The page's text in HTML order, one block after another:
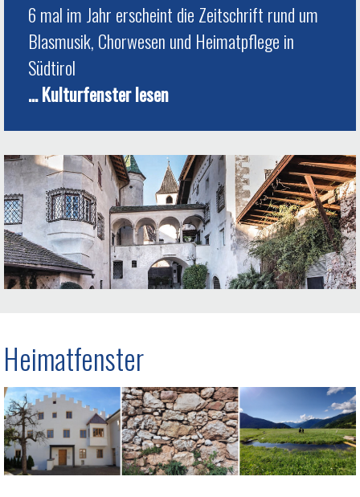
6 mal im Jahr erscheint die Zeitschrift rund um
Blasmusik, Chorwesen und Heimatpflege in
Südtirol
... Kulturfenster lesen
Heimatfenster